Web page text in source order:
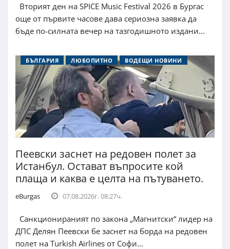
Вторият ден на SPICE Music Festival 2026 в Бургас
още от първите часове дава сериозна заявка да
бъде по-силната вечер на тазгодишното издани...
БЪЛГАРИЯ ЛЮБОПИТНО ВОДЕЩИ НОВИНИ
Пеевски заснет на редовен полет за
Истанбул. Остават въпросите кой
плаща и каква е целта на пътуването.
eBurgas 07.08.2026г. 08:27ч.
Санкционираният по закона „Магнитски“ лидер на
ДПС Делян Пеевски бе заснет на борда на редовен
полет на Turkish Airlines от Софи...